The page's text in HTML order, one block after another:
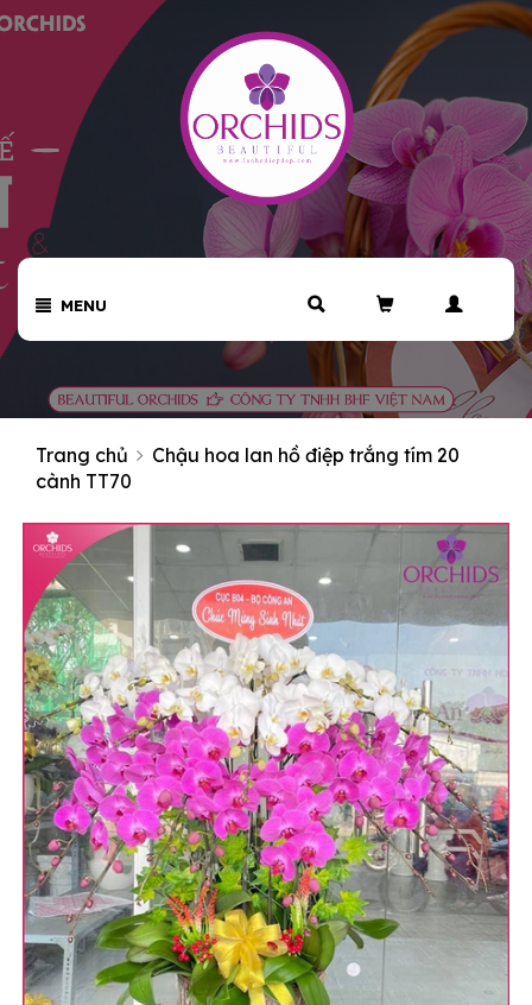
MENU
Trang chủ
Chậu hoa lan hồ điệp trắng tím 20
cành TT70